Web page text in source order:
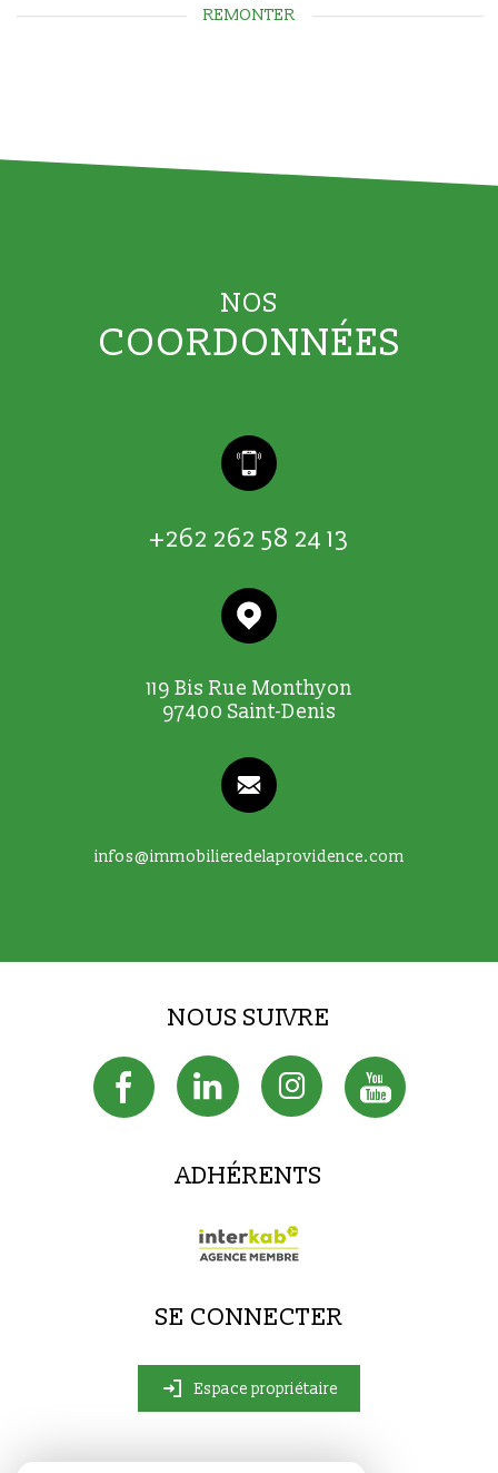
REMONTER
NOS
COORDONNÉES
+262 262 58 24 13
infos@immobilieredelaprovidence.com
119 Bis Rue Monthyon
97400 Saint-Denis
NOUS SUIVRE
ADHÉRENTS
SE CONNECTER
Espace propriétaire